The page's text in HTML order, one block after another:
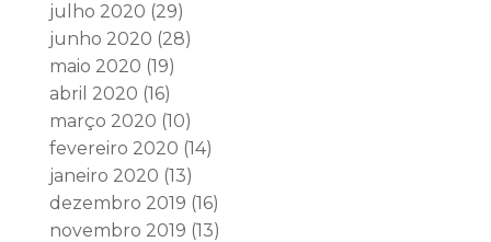
julho 2020 (29)
junho 2020 (28)
maio 2020 (19)
abril 2020 (16)
março 2020 (10)
fevereiro 2020 (14)
janeiro 2020 (13)
dezembro 2019 (16)
novembro 2019 (13)